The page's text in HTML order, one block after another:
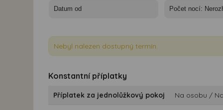
Nebyl nalezen dostupný termín.
Konstantní příplatky
Příplatek za jednolůžkový pokoj Na osobu /